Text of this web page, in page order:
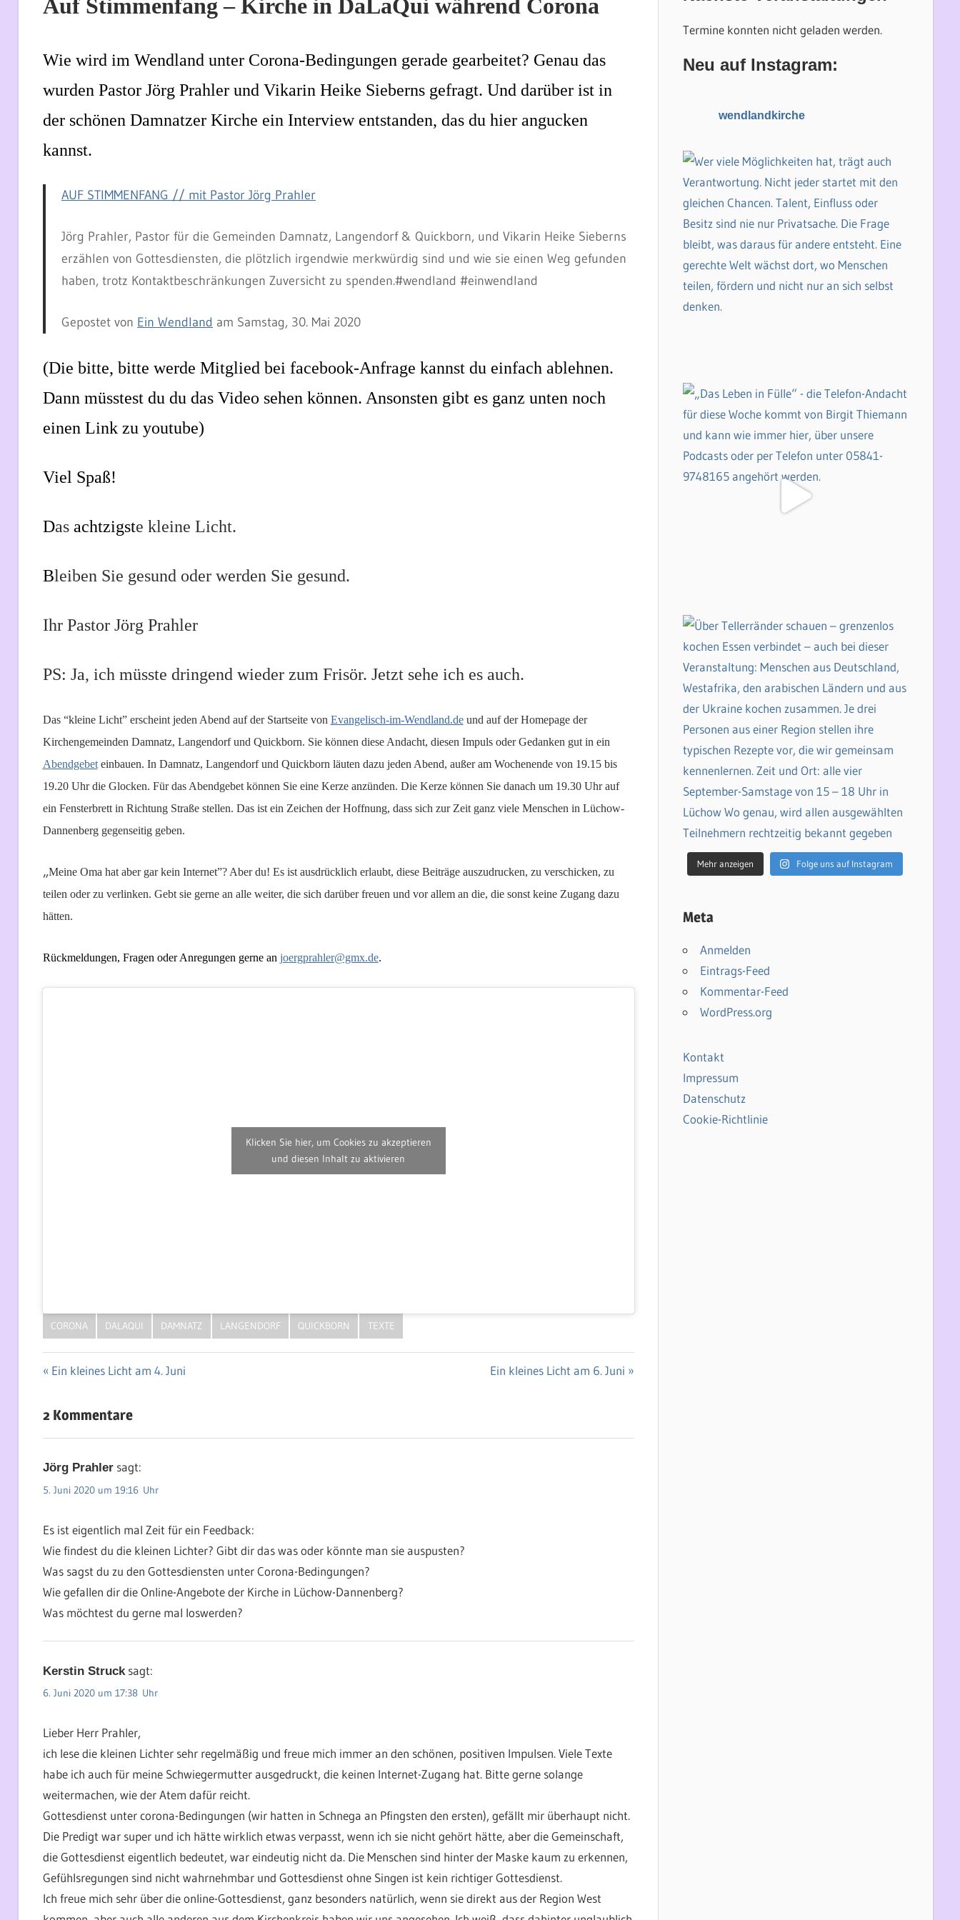
Auf Stimmenfang – Kirche in DaLaQui während Corona
Wie wird im Wendland unter Corona-Bedingungen gerade gearbeitet? Genau das
wurden Pastor Jörg Prahler und Vikarin Heike Sieberns gefragt. Und darüber ist in
der schönen Damnatzer Kirche ein Interview entstanden, das du hier angucken
kannst.
AUF STIMMENFANG // mit Pastor Jörg Prahler
Jörg Prahler, Pastor für die Gemeinden Damnatz, Langendorf & Quickborn, und Vikarin Heike Sieberns
erzählen von Gottesdiensten, die plötzlich irgendwie merkwürdig sind und wie sie einen Weg gefunden
haben, trotz Kontaktbeschränkungen Zuversicht zu spenden.#wendland #einwendland
Gepostet von Ein Wendland am Samstag, 30. Mai 2020
(Die bitte, bitte werde Mitglied bei facebook-Anfrage kannst du einfach ablehnen.
Dann müsstest du du das Video sehen können. Ansonsten gibt es ganz unten noch
einen Link zu youtube)
Viel Spaß!
Das achtzigste kleine Licht.
Bleiben Sie gesund oder werden Sie gesund.
Ihr Pastor Jörg Prahler
PS: Ja, ich müsste dringend wieder zum Frisör. Jetzt sehe ich es auch.
Das “kleine Licht” erscheint jeden Abend auf der Startseite von Evangelisch-im-Wendland.deund auf der Homepage der
Kirchengemeinden Damnatz, Langendorf und Quickborn. Sie können diese Andacht, diesen Impuls oder Gedanken gut in ein
Abendgebeteinbauen. In Damnatz, Langendorf und Quickborn läuten dazu jeden Abend, außer am Wochenende von 19.15 bis
19.20 Uhr die Glocken. Für das Abendgebet können Sie eine Kerze anzünden. Die Kerze können Sie danach um 19.30 Uhr auf
ein Fensterbrett in Richtung Straße stellen. Das ist ein Zeichen der Hoffnung, dass sich zur Zeit ganz viele Menschen in Lüchow-
Dannenberg gegenseitig geben.
„Meine Oma hat aber gar kein Internet”? Aber du! Es ist ausdrücklich erlaubt, diese Beiträge auszudrucken, zu verschicken, zu
teilen oder zu verlinken. Gebt sie gerne an alle weiter, die sich darüber freuen und vor allem an die, die sonst keine Zugang dazu
hätten.
Rückmeldungen, Fragen oder Anregungen gerne an joergprahler@gmx.de.
Klicken Sie hier, um Cookies zu akzeptieren
und diesen Inhalt zu aktivieren
CORONA DALAQUI DAMNATZ LANGENDORF QUICKBORN TEXTE
Vorheriger
Ein kleines Licht am 4. Juni
Nächster
Ein kleines Licht am 6. Juni
2 Kommentare
Jörg Prahler sagt:
5. Juni 2020 um 19:16 Uhr
Es ist eigentlich mal Zeit für ein Feedback:
Wie findest du die kleinen Lichter? Gibt dir das was oder könnte man sie auspusten?
Was sagst du zu den Gottesdiensten unter Corona-Bedingungen?
Wie gefallen dir die Online-Angebote der Kirche in Lüchow-Dannenberg?
Was möchtest du gerne mal loswerden?
Kerstin Struck sagt:
6. Juni 2020 um 17:38 Uhr
Lieber Herr Prahler,
ich lese die kleinen Lichter sehr regelmäßig und freue mich immer an den schönen, positiven Impulsen. Viele Texte
habe ich auch für meine Schwiegermutter ausgedruckt, die keinen Internet-Zugang hat. Bitte gerne solange
weitermachen, wie der Atem dafür reicht.
Gottesdienst unter corona-Bedingungen (wir hatten in Schnega an Pfingsten den ersten), gefällt mir überhaupt nicht.
Die Predigt war super und ich hätte wirklich etwas verpasst, wenn ich sie nicht gehört hätte, aber die Gemeinschaft,
die Gottesdienst eigentlich bedeutet, war eindeutig nicht da. Die Menschen sind hinter der Maske kaum zu erkennen,
Gefühlsregungen sind nicht wahrnehmbar und Gottesdienst ohne Singen ist kein richtiger Gottesdienst.
Ich freue mich sehr über die online-Gottesdienst, ganz besonders natürlich, wenn sie direkt aus der Region West
e
n
a
Termine konnten nicht geladen werden.
Neu auf Instagram:
wendlandkirche
Mehr anzeigen Folge uns auf Instagram
Meta
Anmelden
Eintrags-Feed
Kommentar-Feed
WordPress.org
Kontakt
Impressum
Datenschutz
Cookie-Richtlinie